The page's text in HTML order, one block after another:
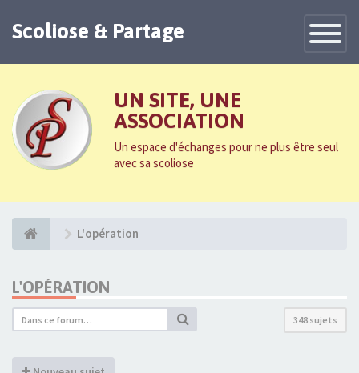
Toggle
Scoliose & Partage
UN SITE, UNE
ASSOCIATION
Un espace d'échanges pour ne plus être seul
avec sa scoliose
L'opération
L'OPÉRATION
348 sujets